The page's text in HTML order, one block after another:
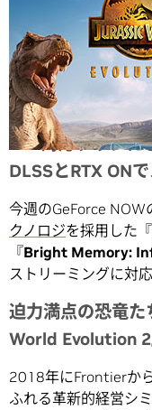
RTX対応プラン
DLSSとRTX ON
今週のGeForce NOW
クノロジを採用した『
『Bright Memory:
ストリーミングに対応
迫力満点の恐竜
World Evolution
2018年にFrontierか
ふれる革新的経営シ